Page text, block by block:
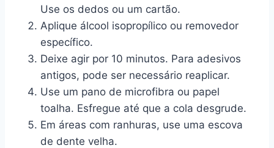
Use os dedos ou um cartão.
Aplique álcool isopropílico ou removedor
específico.
Deixe agir por 10 minutos. Para adesivos
antigos, pode ser necessário reaplicar.
Use um pano de microfibra ou papel
toalha. Esfregue até que a cola desgrude.
Em áreas com ranhuras, use uma escova
de dente velha.